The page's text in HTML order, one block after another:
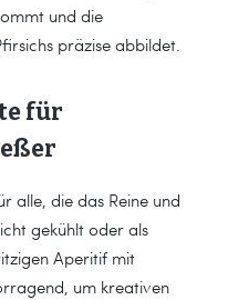
und die
präzise abbildet.
für
alle, die das Reine und
gekühlt oder als
Aperitif mit
um kreativen